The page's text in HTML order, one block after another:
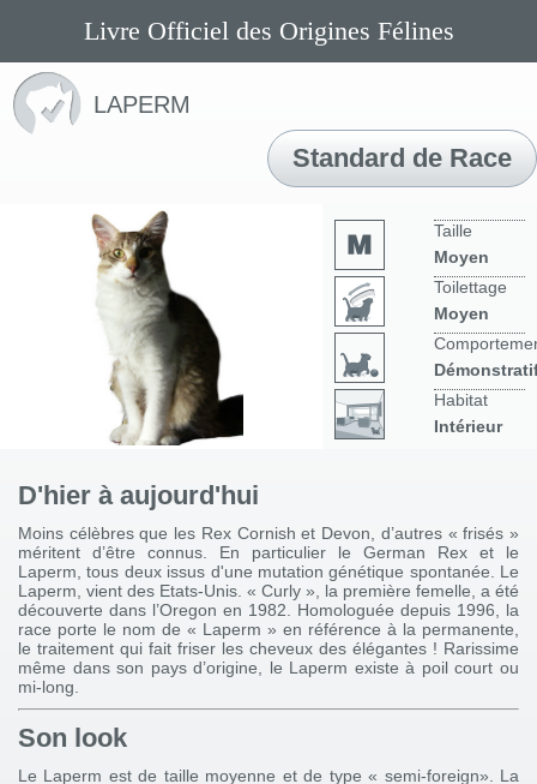
Livre Officiel des Origines Félines
LAPERM
Standard de Race
Taille
Moyen
Toilettage
Moyen
Habitat
Intérieur
D'hier à aujourd'hui
Moins célèbres que les Rex Cornish et Devon, d’autres « frisés »
méritent d’être connus. En particulier le German Rex et le
Laperm, tous deux issus d'une mutation génétique spontanée. Le
Laperm, vient des Etats-Unis. « Curly », la première femelle, a été
découverte dans l’Oregon en 1982. Homologuée depuis 1996, la
race porte le nom de « Laperm » en référence à la permanente,
le traitement qui fait friser les cheveux des élégantes ! Rarissime
même dans son pays d’origine, le Laperm existe à poil court ou
mi-long.
Son look
Le Laperm est de taille moyenne et de type « semi-foreign». La